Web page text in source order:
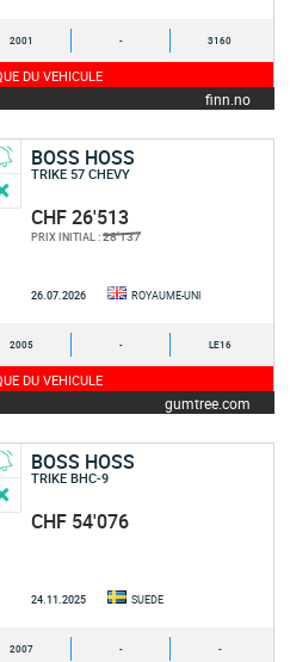
2001 - 3160
DU VEHICULE
finn.no
BOSS HOSS
TRIKE 57 CHEVY
CHF 26'513
PRIX INITIAL :28'137
26.07.2026 ROYAUME-UNI
2005 - LE16
DU VEHICULE
gumtree.com
BOSS HOSS
TRIKE BHC-9
CHF 54'076
24.11.2025 SUEDE
2007 - -